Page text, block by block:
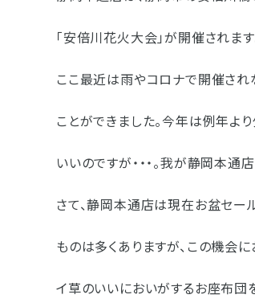
- 企業情報
- なつかしのCM
- プライバシーポリシー
「安倍川花火大会」が開催されます
ここ最近は雨やコロナで開催され
ことができました。今年は例年よ
いいのですが・・・。 我が静岡本
さて、静岡本通店は現在お盆セー
ものは多くありますが、この機会
イ草のいいにおいがするお座布団